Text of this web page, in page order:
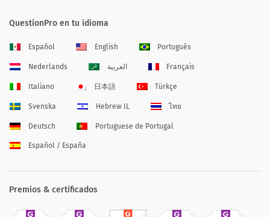
QuestionPro en tu idioma
Español English Português
Nederlands العربية Français
Italiano 日本語 Türkçe
Svenska Hebrew IL ไทย
Deutsch Portuguese de Portugal
Español / España
Premios & certificados